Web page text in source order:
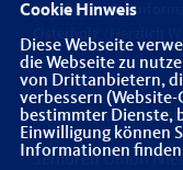
Hier finden Sie
Osterholz - Herzlich
IMPRESSUM
Senioren Union
Cookie Hinweis
Diese Webseite
die Webseite zu
von Drittanbietern,
verbessern
bestimmter Dienste,
Einwilligung können
Informationen